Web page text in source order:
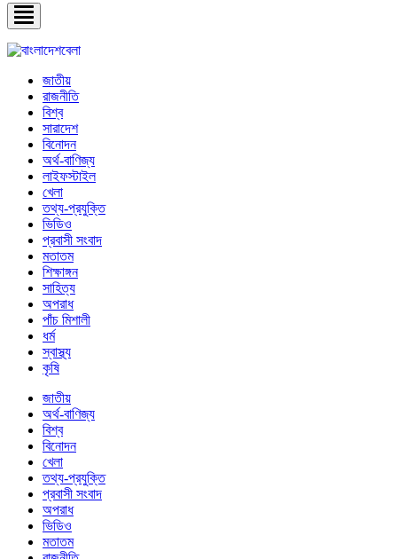
জাতীয়
রাজনীতি
বিশ্ব
সারাদেশ
বিনোদন
অর্থ-বাণিজ্য
লাইফস্টাইল
খেলা
তথ্য-প্রযুক্তি
ভিডিও
প্রবাসী সংবাদ
মতাতম
শিক্ষাঙ্গন
সাহিত্য
অপরাধ
পাঁচ মিশালী
ধর্ম
স্বাস্থ্য
কৃষি
জাতীয়
অর্থ-বাণিজ্য
বিশ্ব
বিনোদন
খেলা
তথ্য-প্রযুক্তি
প্রবাসী সংবাদ
অপরাধ
ভিডিও
মতাতম